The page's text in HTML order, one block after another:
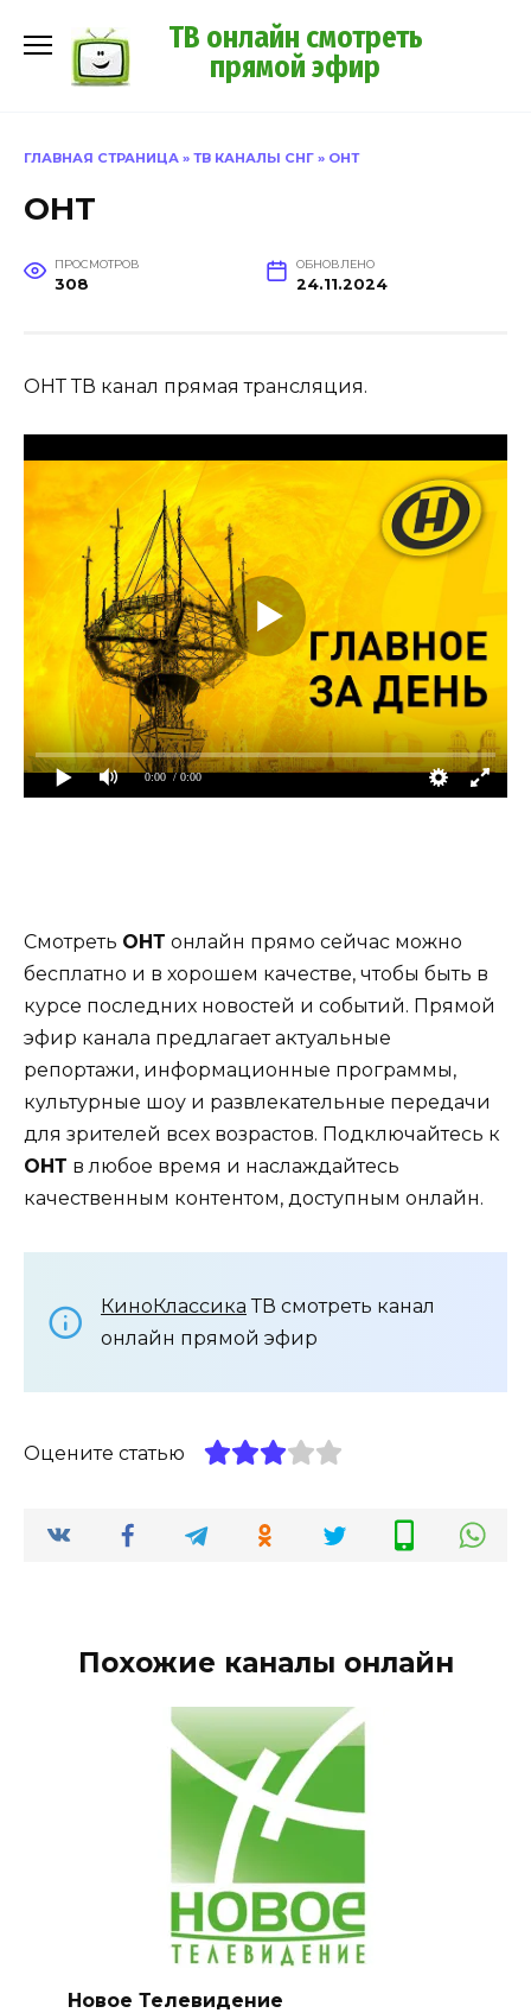
содержанию
ТВ онлайн смотреть
прямой эфир
ГЛАВНАЯ СТРАНИЦА » ТВ КАНАЛЫ СНГ » ОНТ
ОНТ
ПРОСМОТРОВ
308
ОБНОВЛЕНО
24.11.2024
ОНТ ТВ канал прямая трансляция.
0:00 / 0:00
Смотреть ОНТ онлайн прямо сейчас можно
бесплатно и в хорошем качестве, чтобы быть в
курсе последних новостей и событий. Прямой
эфир канала предлагает актуальные
репортажи, информационные программы,
культурные шоу и развлекательные передачи
для зрителей всех возрастов. Подключайтесь к
ОНТ в любое время и наслаждайтесь
качественным контентом, доступным онлайн.
КиноКлассика ТВ смотреть канал
онлайн прямой эфир
Оцените статью
Похожие каналы онлайн
Новое Телевидение